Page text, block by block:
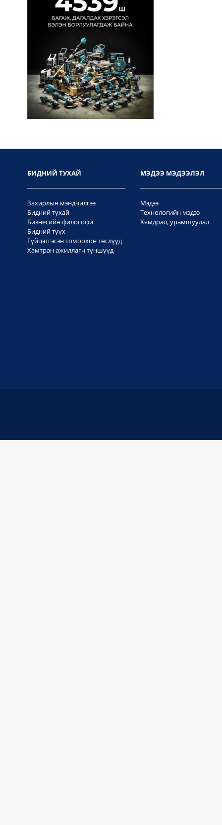
БИДНИЙ ТУХАЙ
Захирлын мэндчилгээ
Бидний тухай
Бизнесийн философи
Бидний түүх
Гүйцэтгэсэн томоохон төслүүд
Хамтран ажиллагч түншүүд
МЭДЭЭ МЭДЭЭЛЭЛ
Мэдээ
Технологийн мэдээ
Хямдрал, урамшуулал